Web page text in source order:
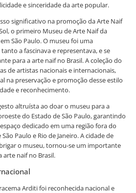
e sinceridade da arte popular.
significativo na promoção da Arte Naif
o primeiro Museu de Arte Naif da
São Paulo. O museu foi uma
a fascinava e representava, e se
para a arte naif no Brasil. A coleção do
de artistas nacionais e internacionais,
na preservação e promoção desse estilo
e reconhecimento.
altruísta ao doar o museu para a
do Estado de São Paulo, garantindo
dedicado em uma região fora do
Paulo e Rio de Janeiro. A cidade de
o museu, tornou-se um importante
arte naif no Brasil.
Arditi foi reconhecida nacional e